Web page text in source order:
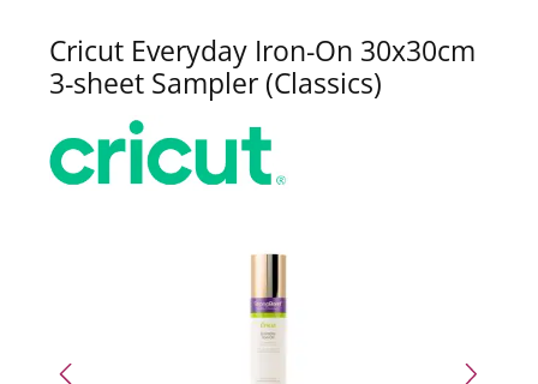
Cricut Everyday Iron-On 30x30cm
3-sheet Sampler (Classics)